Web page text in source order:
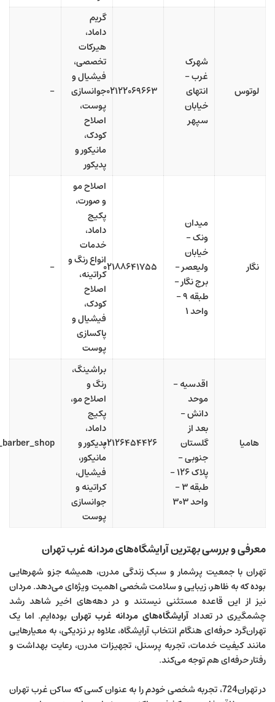
لوتوس
شهرک
غرب –
انتهای
خیابان
سپهر
۰۲۱۲۲۰۶۹۶۶۳
گریم
داماد،
هیرکات
تخصصی،
فیشیال و
جوانسازی
پوست،
اصلاح
کودک،
مانیکور و
پدیکور
–
نگار
میدان
ونک –
خیابان
ولیعصر –
برج نگار –
طبقه ۹ –
واحد ۱
۰۲۱۸۸۶۴۱۷۵۵
اصلاح مو
و صورت،
پکیج
داماد،
خدمات
انواع رنگ و
کراتینه،
اصلاح
کودک،
فیشیال و
پاکسازی
پوست
–
هامیا
اقدسیه –
موحد
دانش –
بعد از
گلستان
جنوبی –
پلاک ۱۲۶ –
طبقه ۳ –
واحد ۳۰۳
۰۲۱۲۶۴۵۴۴۲۶
براشینگ،
رنگ و
اصلاح مو،
پکیج
داماد،
پدیکور و
مانیکور،
فیشیال،
کراتینه و
جوانسازی
پوست
معرفی و بررسی بهترین آرایشگاه‌های مردانه غرب تهران
تهران با جمعیت پرشمار و سبک زندگی مدرن، همیشه جزو شهرهایی
بوده که به ظاهر، زیبایی و سلامت شخصی اهمیت ویژه‌ای می‌دهد. مردان
نیز از این قاعده مستثنی نیستند و در دهه‌های اخیر شاهد رشد
چشمگیری در تعدادآرایشگاه‌های مردانه غرب تهران بوده‌ایم. اما یک
تهران‌گرد حرفه‌ای هنگام انتخاب آرایشگاه، علاوه بر نزدیکی، به معیارهایی
مانند کیفیت خدمات، تجربه پرسنل، تجهیزات مدرن، رعایت بهداشت و
رفتار حرفه‌ای هم توجه می‌کند.
درتهران724
، تجربه شخصی خودم را به عنوان کسی که ساکن غرب تهران